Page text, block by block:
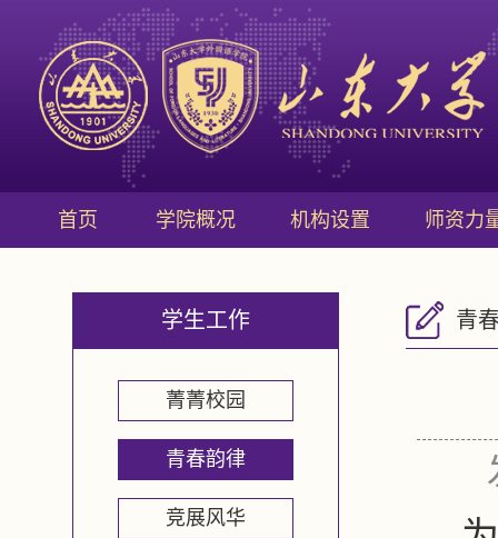
首页 学院概况 机构设置 师资力
学生工作
菁菁校园
青春韵律
竞展风华
青